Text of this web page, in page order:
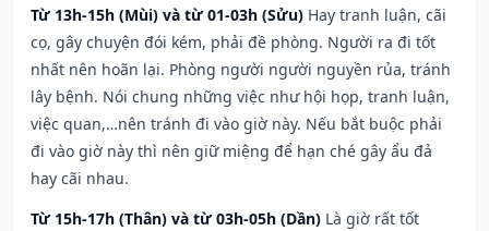
Từ 13h-15h (Mùi) và từ 01-03h (Sửu) Hay tranh luận, cãi
cọ, gây chuyện đói kém, phải đề phòng. Người ra đi tốt
nhất nên hoãn lại. Phòng người người nguyền rủa, tránh
lây bệnh. Nói chung những việc như hội họp, tranh luận,
việc quan,…nên tránh đi vào giờ này. Nếu bắt buộc phải
đi vào giờ này thì nên giữ miệng để hạn ché gây ẩu đả
hay cãi nhau.
Từ 15h-17h (Thân) và từ 03h-05h (Dần) Là giờ rất tốt